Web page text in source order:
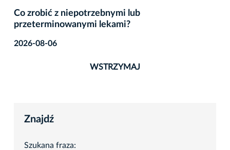
Co zrobić z niepotrzebnymi lub
przeterminowanymi lekami?
2026-08-06
WSTRZYMAJ
Znajdź
Szukana fraza: